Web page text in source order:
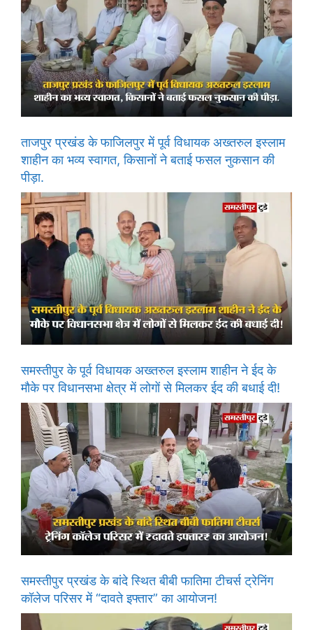
ताजपुर प्रखंड के फाजिलपुर में पूर्व विधायक अख्तरुल इस्लाम
शाहीन का भव्य स्वागत, किसानों ने बताई फसल नुकसान की
पीड़ा.
समस्तीपुर के पूर्व विधायक अख्तरुल इस्लाम शाहीन ने ईद के
मौके पर विधानसभा क्षेत्र में लोगों से मिलकर ईद की बधाई दी!
समस्तीपुर प्रखंड के बांदे स्थित बीबी फातिमा टीचर्स ट्रेनिंग
कॉलेज परिसर में “दावते इफ्तार” का आयोजन!